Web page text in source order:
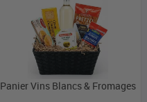
Panier Vins Blancs & Fromages